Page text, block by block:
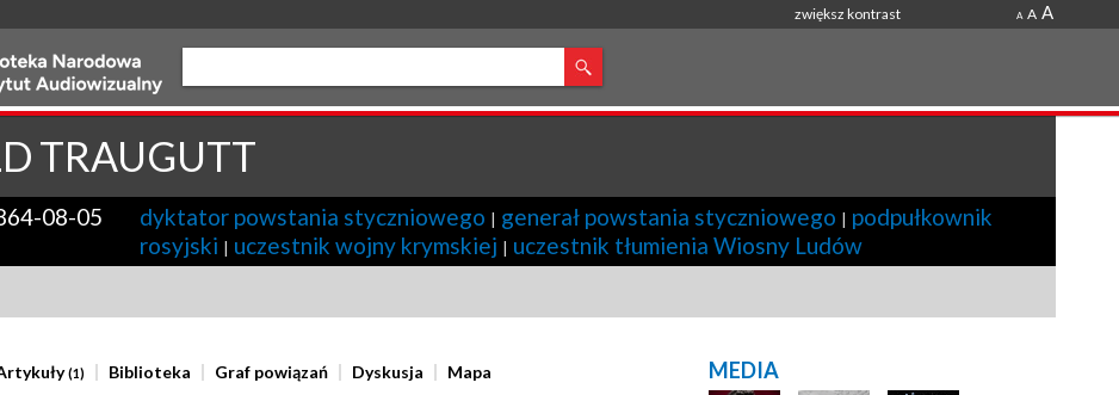
zwiększ kontrast A A A
TRAUGUTT
08-05 dyktator powstania styczniowego | generał powstania styczniowego | podpułkownik
rosyjski | uczestnik wojny krymskiej | uczestnik tłumienia Wiosny Ludów
(1) Biblioteka Graf powiązań Dyskusja Mapa MEDIA